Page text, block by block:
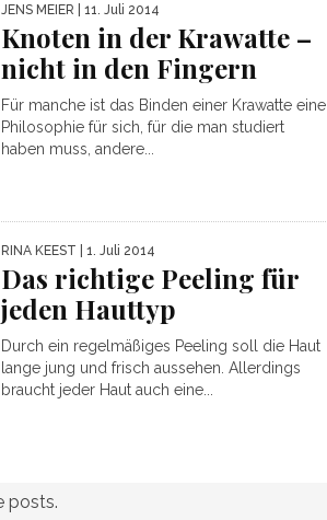
JENS MEIER | 11. Juli 2014
Knoten in der Krawatte –
nicht in den Fingern
Für manche ist das Binden einer Krawatte eine
Philosophie für sich, für die man studiert
haben muss, andere...
RINA KEEST | 1. Juli 2014
Das richtige Peeling für
jeden Hauttyp
Durch ein regelmäßiges Peeling soll die Haut
lange jung und frisch aussehen. Allerdings
braucht jeder Haut auch eine...